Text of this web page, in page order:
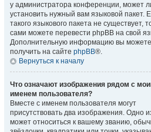
у администратора конференции, может
установить нужный вам языковой пакет.
такого языкового пакета не существует,
сами можете перевести phpBB на свой
Дополнительную информацию вы можете
получить на сайте phpBB®.
Вернуться к началу
Что означают изображения рядом с
именем пользователя?
Вместе с именем пользователя могут
присутствовать два изображения. Одно
может относиться к вашему званию,